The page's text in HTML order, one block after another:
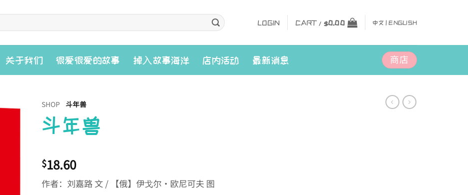
LOGIN CART / $0.00 中文 | ENGLISH
关于我们 很爱很爱的故事 掉入故事海洋 店内活动 最新消息 商店
SHOP 斗年兽
斗年兽
$18.60
作者：刘嘉路 文 / 【俄】伊戈尔·欧尼可夫 图